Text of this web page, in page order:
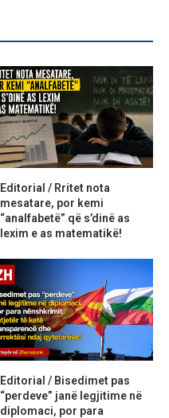
Editorial / Rritet nota
mesatare, por kemi
“analfabetë” që s’dinë as
lexim e as matematikë!
Editorial / Bisedimet pas
“perdeve” janë legjitime në
diplomaci, por para